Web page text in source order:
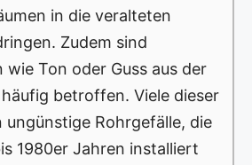
in die veralteten
Zudem sind
wie Ton oder Guss aus der
betroffen. Viele dieser
ungünstige Rohrgefälle, die
1980er Jahren installiert